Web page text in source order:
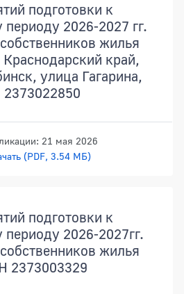
подготовки к
периоду 2026-2027 гг.
жилья
Краснодарский край,
улица Гагарина,
21 мая 2026
(PDF, 3.54 МБ)
подготовки к
периоду 2026-2027гг.
жилья
2373003329